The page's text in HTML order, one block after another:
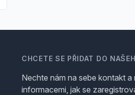
CHCETE SE PŘIDAT DO
Nechte nám na sebe kontakt
informacemi, jak se